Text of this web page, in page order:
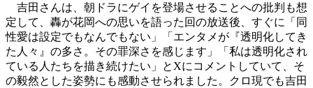
吉田さんは、朝ドラにゲイを登場させることへの批判も想
定して、轟が花岡への思いを語った回の放送後、すぐに「同
性愛は設定でもなんでもない」「エンタメが『透明化してき
た人々』の多さ。その罪深さを感じます」「私は透明化され
ている人たちを描き続けたい」とXにコメントしていて、そ
の毅然とした姿勢にも感動させられました。クロ現でも吉田